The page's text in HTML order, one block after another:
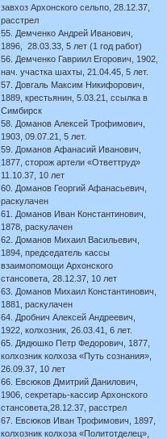
завхоз Архонского сельпо, 28.12.37,
расстрел
55. Демченко Андрей Иванович,
1896, 28.03.33, 5 лет (1 год работ)
56. Демченко Гавриил Егорович, 1902,
нач. участка шахты, 21.04.45, 5 лет.
57. Довгаль Максим Никифорович,
1889, крестьянин, 5.03.21, ссылка в
Симбирск
58. Доманов Алексей Трофимович,
1903, 09.07.21, 5 лет.
59. Доманов Афанасий Иванович,
1877, сторож артели «Ответтруд»
11.10.37, 10 лет
60. Доманов Георгий Афанасьевич,
раскулачен
61. Доманов Иван Константинович,
1878, раскулачен
62. Доманов Михаил Васильевич,
1894, председатель кассы
взаимопомощи Архонского
стансовета, 28.12.37, 10 лет
63. Доманов Михаил Константинович,
1881, раскулачен
64. Дробнич Алексей Андреевич,
1922, колхозник, 26.03.41, 6 лет.
65. Дядюшко Петр Федорович, 1877,
колхозник колхоза «Путь сознания»,
26.09.37, 10 лет
66. Евсюков Дмитрий Данилович,
1906, секретарь-кассир Архонского
стансовета,28.12.37, расстрел
67. Евсюков Иван Трофимович, 1897,
колхозник колхоза «Политотделец»,